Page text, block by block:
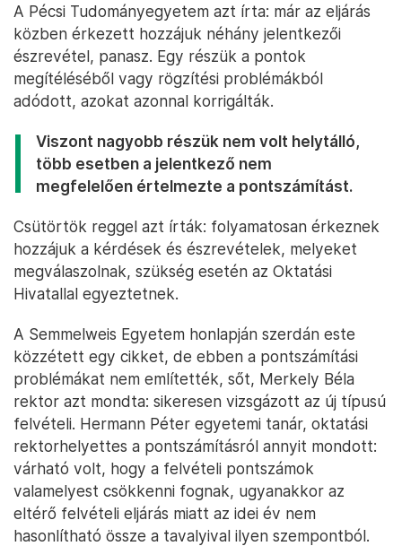
A Pécsi Tudományegyetem azt írta: már az eljárás
közben érkezett hozzájuk néhány jelentkezői
észrevétel, panasz. Egy részük a pontok
megítéléséből vagy rögzítési problémákból
adódott, azokat azonnal korrigálták.
Viszont nagyobb részük nem volt helytálló,
több esetben a jelentkező nem
megfelelően értelmezte a pontszámítást.
Csütörtök reggel azt írták: folyamatosan érkeznek
hozzájuk a kérdések és észrevételek, melyeket
megválaszolnak, szükség esetén az Oktatási
Hivatallal egyeztetnek.
A Semmelweis Egyetem honlapján szerdán este
közzétett egy cikket, de ebben a pontszámítási
problémákat nem említették, sőt, Merkely Béla
rektor azt mondta: sikeresen vizsgázott az új típusú
felvételi. Hermann Péter egyetemi tanár, oktatási
rektorhelyettes a pontszámításról annyit mondott:
várható volt, hogy a felvételi pontszámok
valamelyest csökkenni fognak, ugyanakkor az
eltérő felvételi eljárás miatt az idei év nem
hasonlítható össze a tavalyival ilyen szempontból.